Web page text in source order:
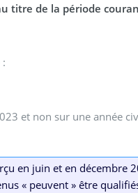
titre de la période
et non sur une année
en juin et en décembre
« peuvent » être